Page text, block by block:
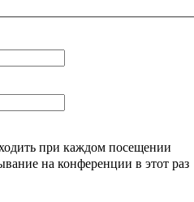
при каждом посещении
на конференции в этот раз